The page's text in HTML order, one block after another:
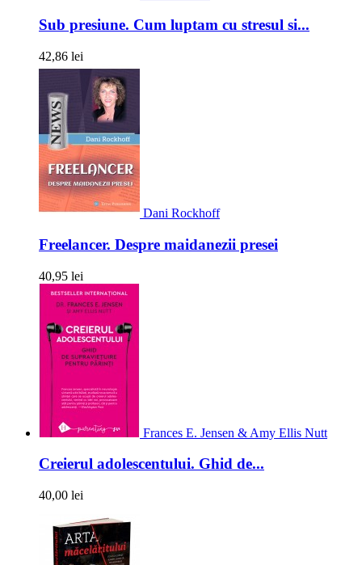
Sub presiune. Cum luptam cu stresul si...
42,86 lei
Dani Rockhoff
Freelancer. Despre maidanezii presei
40,95 lei
Frances E. Jensen & Amy Ellis Nutt
Creierul adolescentului. Ghid de...
40,00 lei